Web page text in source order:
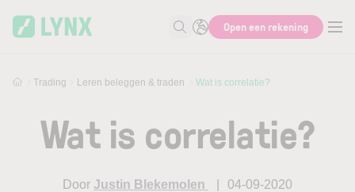
Zoek naar informatie
Open een rekening
Trading Leren beleggen & traden Wat is correlatie?
Wat is correlatie?
Door Justin Blekemolen 04-09-2020